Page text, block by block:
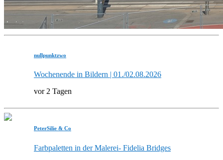
nullpunktzwo
Wochenende in Bildern | 01./02.08.2026
vor 2 Tagen
PeterSilie & Co
Farbpaletten in der Malerei- Fidelia Bridges